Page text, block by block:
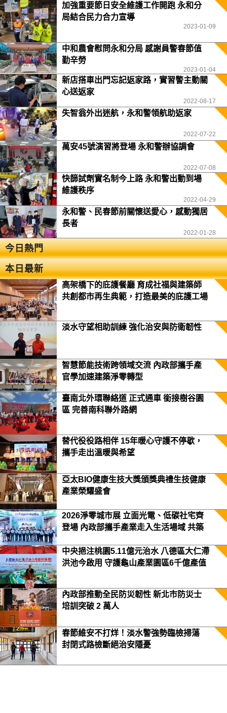
加強重要節日安全維護工作開跑 永和分
局結合民力合力宣導
2023-01-09
中和農會慰問永和分局 感謝員警春節值
勤辛勞
2023-01-04
新店搭車出門忘記返家路，實習警主動關
心送返家
2022-08-17
失智翁外出迷航，永和警領航助返家
2022-07-22
萬安45號演習將登場 永和警辦協調會
2022-07-08
快篩試劑實名制今上路 永和警出動到場
維護秩序
2022-04-29
永和警、民春節前關懷送愛心，感動獨居
長者
2022-01-28
今日熱門
本日最新
高架橋下的庇護餐廳 育成社福與建築師
共創都市再生典範，打造最美的庇護工場
淡水守望相助訓練 強化治安與防衛韌性
智慧節能技術跨領域交流 內政部攜手產
官學加速建築淨零轉型
臺南北外環聯絡道 正式通車 銜接樹谷園
區 完善南科聯外路網
替代役役路相伴 15年暖心守護不停歇，
攜手走出溫暖與希望
亞太BIO健康生技大獎頒獎典禮生技健康
產業榮耀盛會
2026淨零城市展 立面光電、低碳社宅齊
登場 內政部攜手產業走入生活場域 共築
中央挹注桃園5.11億元治水 八德區大仁滯
洪池今啟用 守護龜山產業園區6千億產值
內政部推動全民防災韌性 新北市防災士
培訓突破 2 萬人
春節維安不打烊！淡水警強勢臨檢掃蕩
封閉式路檢斷絕治安隱憂